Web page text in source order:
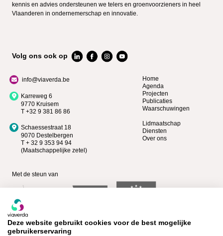
kennis en advies ondersteunen we telers en groenvoorzieners in heel
Vlaanderen in ondernemerschap en innovatie.
Volg ons ook op
info@viaverda.be
Karreweg 6
9770 Kruisem
T +32 9 381 86 86
Schaessestraat 18
9070 Destelbergen
T + 32 9 353 94 94
(Maatschappelijke zetel)
Home
Agenda
Projecten
Publicaties
Waarschuwingen
Lidmaatschap
Diensten
Over ons
Met de steun van
Deze website gebruikt cookies voor de best mogelijke
gebruikerservaring